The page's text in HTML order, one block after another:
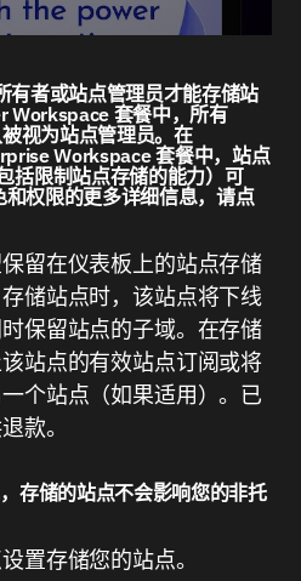
有者或站点管理员才能存储站
Workspace 套餐中，所有
视为站点管理员。在
Workspace 套餐中，站点
括限制站点存储的能力）可
权限的更多详细信息，请点
留在仪表板上的站点存储
储站点时，该站点将下线
保留站点的子域。在存储
站点的有效站点订阅或将
个站点（如果适用）。已
款。
存储的站点不会影响您的非托
置存储您的站点。